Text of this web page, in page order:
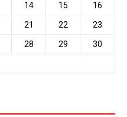
14 15 16
21 22 23
28 29 30